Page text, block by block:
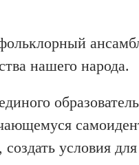
нашего народа.
условия